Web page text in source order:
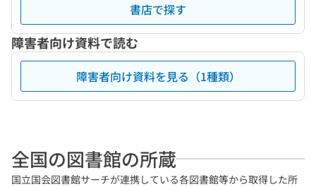
書店で探す
障害者向け資料で読む
障害者向け資料を見る（1種類）
全国の図書館の所蔵
国立国会図書館サーチが連携している各図書館等から取得した所